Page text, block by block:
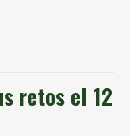
retos el 12